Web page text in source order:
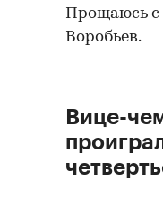
Прощаюсь с
Воробьев.
Вице-